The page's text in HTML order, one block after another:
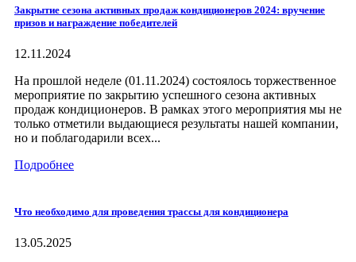
Закрытие сезона активных продаж кондиционеров 2024: вручение
призов и награждение победителей
12.11.2024
На прошлой неделе (01.11.2024) состоялось торжественное
мероприятие по закрытию успешного сезона активных
продаж кондиционеров. В рамках этого мероприятия мы не
только отметили выдающиеся результаты нашей компании,
но и поблагодарили всех...
Подробнее
Что необходимо для проведения трассы для кондиционера
13.05.2025